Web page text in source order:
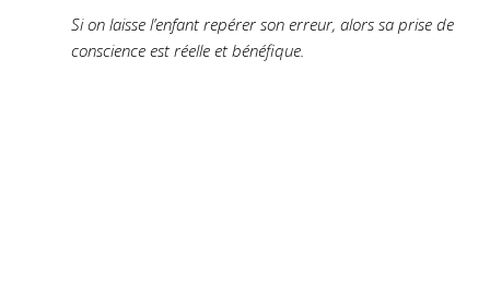
Si on laisse l’enfant repérer son erreur, alors sa prise de
conscience est réelle et bénéfique.